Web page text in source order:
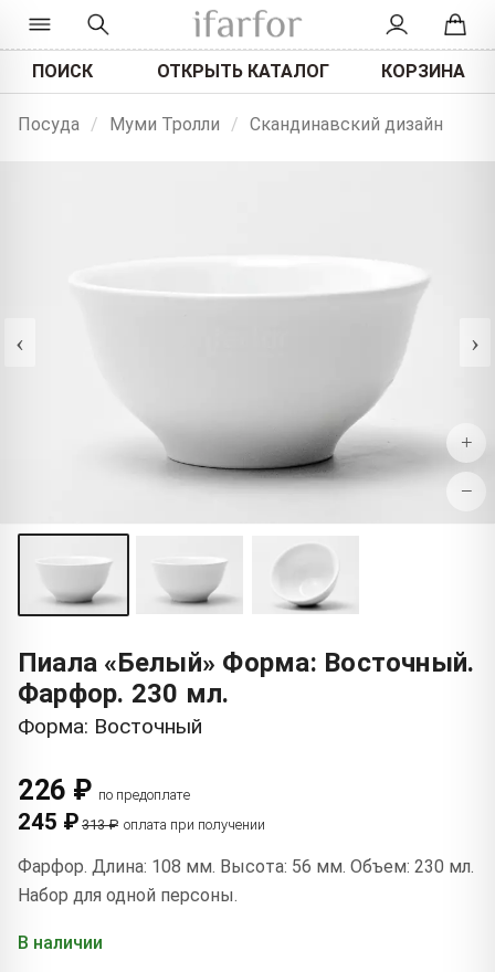
ПОИСК ОТКРЫТЬ КАТАЛОГ КОРЗИНА
Посуда / Муми Тролли / Скандинавский дизайн
‹ ›
+
−
Пиала «Белый» Форма: Восточный.
Фарфор. 230 мл.
Форма: Восточный
226 ₽ по предоплате
245 ₽ 313 ₽ оплата при получении
Фарфор. Длина: 108 мм. Высота: 56 мм. Объем: 230 мл.
Набор для одной персоны.
В наличии